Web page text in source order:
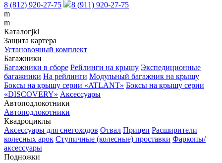
8 (812) 920-27-75
8 (911) 920-27-75
m
m
Каталогjkl
Защита картера
Установочный комплект
Багажники
Багажники в сборе Рейлинги на крышу Экспедиционные
багажники На рейлинги Модульный багажник на крышу
Боксы на крышу серии «ATLANT» Боксы на крышу серии
«DISCOVERY» Аксессуары
Автоподлокотники
Автоподлокотники
Квадроциклы
Аксессуары для снегоходов Отвал Прицеп Расширители
колесных арок Ступичные (колесные) проставки Фаркопы/
аксессуары
Подножки